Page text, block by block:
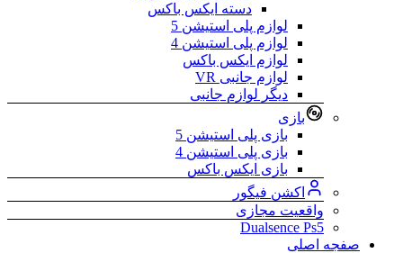
دسته ایکس باکس
لوازم پلی استیشن 5
لوازم پلی استیشن 4
لوازم ایکس باکس
لوازم جانبی VR
دیگر لوازم جانبی
بازی
بازی پلی استیشن 5
بازی پلی استیشن 4
بازی ایکس باکس
اکشن فیگور
واقعیت مجازی
Dualsence Ps5
صفجه اصلی